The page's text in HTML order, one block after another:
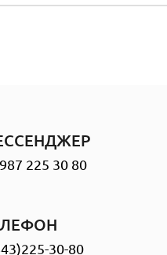
225 30 80
30-80